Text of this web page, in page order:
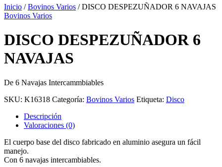
Inicio /Bovinos Varios / DISCO DESPEZUÑADOR 6 NAVAJAS
Bovinos Varios
DISCO DESPEZUÑADOR 6
NAVAJAS
De 6 Navajas Intercammbiables
SKU: K16318 Categoría: Bovinos Varios Etiqueta: Disco
Descripción
Valoraciones (0)
El cuerpo base del disco fabricado en aluminio asegura un fácil
manejo.
Con 6 navajas intercambiables.